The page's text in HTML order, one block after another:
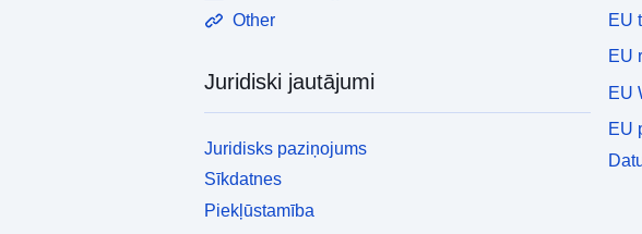
Other
Juridiski jautājumi
Juridisks paziņojums
Sīkdatnes
Piekļūstamība
EU
EU
EU
EU